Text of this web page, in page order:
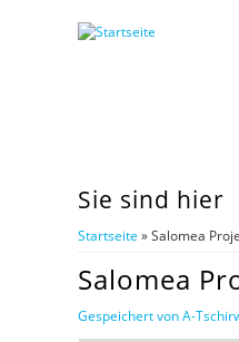
Sie sind hier
Startseite » Salomea
Salomea
Gespeichert vonA-